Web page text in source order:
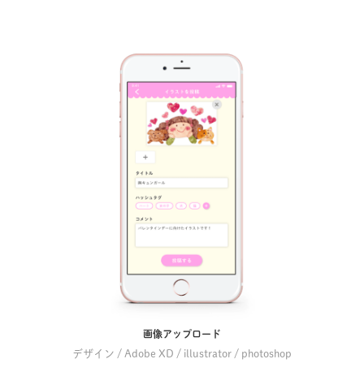
画像アップロード
デザイン / Adobe XD / illustrator / photoshop